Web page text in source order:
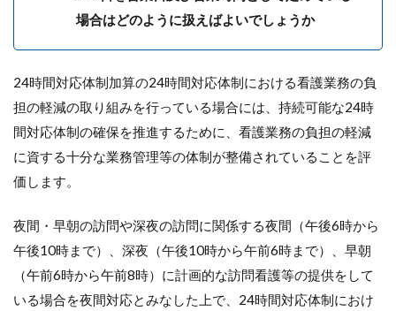
場合はどのように扱えばよいでしょうか
24時間対応体制加算の24時間対応体制における看護業務の負
担の軽減の取り組みを行っている場合には、持続可能な24時
間対応体制の確保を推進するために、看護業務の負担の軽減
に資する十分な業務管理等の体制が整備されていることを評
価します。
夜間・早朝の訪問や深夜の訪問に関係する夜間（午後6時から
午後10時まで）、深夜（午後10時から午前6時まで）、早朝
（午前6時から午前8時）に計画的な訪問看護等の提供をして
いる場合を夜間対応とみなした上で、24時間対応体制におけ